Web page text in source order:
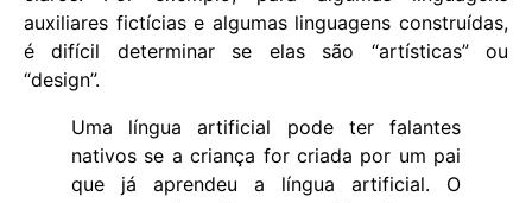
auxiliares fictícias e algumas linguagens construídas,
é difícil determinar se elas são “artísticas” ou
“design”.
Uma língua artificial pode ter falantes
nativos se a criança for criada por um pai
que já aprendeu a língua artificial. O